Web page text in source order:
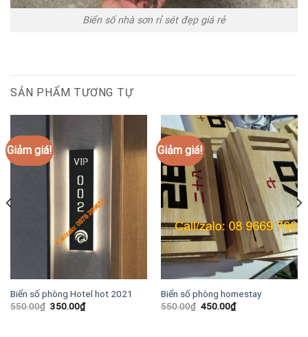
Biển số nhà sơn rỉ sét đẹp giá rẻ
SẢN PHẨM TƯƠNG TỰ
Giảm giá!
Biển số phòng Hotel hot 2021
550.00₫ Giá
350.00₫Giá
hiện
Giảm giá!
Biển số phòng homestay
550.00₫ Giá
450.00₫Giá
hiện